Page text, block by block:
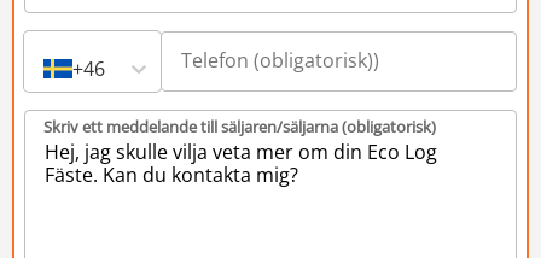
+46
Skriv ett meddelande till säljaren/säljarna (obligatorisk)